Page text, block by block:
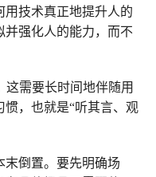
用技术真正地提升人的
并强化人的能力，而不
需要长时间地伴随用
，也就是“听其言、观
末倒置。要先明确场